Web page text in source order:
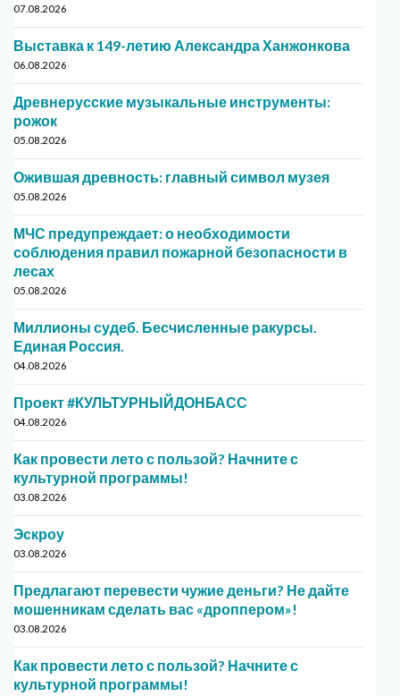
07.08.2026
Выставка к 149-летию Александра Ханжонкова
06.08.2026
Древнерусские музыкальные инструменты:
рожок
05.08.2026
Ожившая древность: главный символ музея
05.08.2026
МЧС предупреждает: о необходимости
соблюдения правил пожарной безопасности в
лесах
05.08.2026
Миллионы судеб. Бесчисленные ракурсы.
Единая Россия.
04.08.2026
Проект #КУЛЬТУРНЫЙДОНБАСС
04.08.2026
Как провести лето с пользой? Начните с
культурной программы!
03.08.2026
Эскроу
03.08.2026
Предлагают перевести чужие деньги? Не дайте
мошенникам сделать вас «дроппером»!
03.08.2026
Как провести лето с пользой? Начните с
культурной программы!